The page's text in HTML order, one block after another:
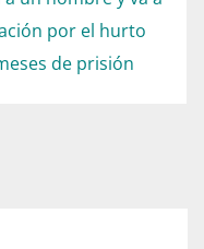
por el hurto
de prisión